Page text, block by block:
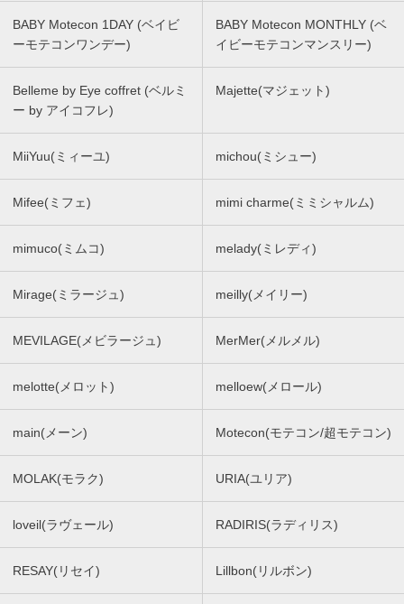
BABY Motecon 1DAY (ベイビ
ーモテコンワンデー)
BABY Motecon MONTHLY (ベ
イビーモテコンマンスリー)
Belleme by Eye coffret (ベルミ
ー by アイコフレ)
Majette(マジェット)
MiiYuu(ミィーユ) michou(ミシュー)
Mifee(ミフェ) mimi charme(ミミシャルム)
mimuco(ミムコ) melady(ミレディ)
Mirage(ミラージュ) meilly(メイリー)
MEVILAGE(メビラージュ) MerMer(メルメル)
melotte(メロット) melloew(メロール)
main(メーン) Motecon(モテコン/超モテコン)
MOLAK(モラク) URIA(ユリア)
loveil(ラヴェール) RADIRIS(ラディリス)
RESAY(リセイ) Lillbon(リルボン)